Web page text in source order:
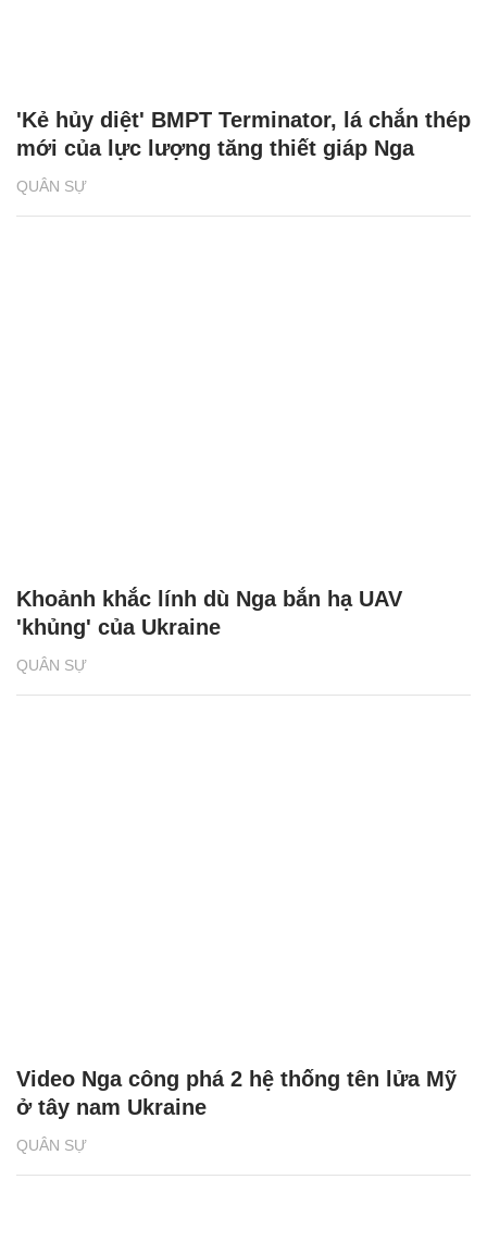
QUÂN SỰ
'Kẻ hủy diệt' BMPT Terminator, lá chắn thép
mới của lực lượng tăng thiết giáp Nga
QUÂN SỰ
Khoảnh khắc lính dù Nga bắn hạ UAV
'khủng' của Ukraine
QUÂN SỰ
Video Nga công phá 2 hệ thống tên lửa Mỹ
ở tây nam Ukraine